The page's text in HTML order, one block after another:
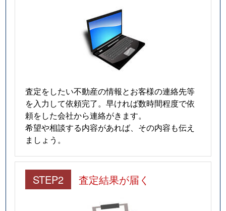
査定をしたい不動産の情報とお客様の連絡先等
を入力して依頼完了。早ければ数時間程度で依
頼をした会社から連絡がきます。
希望や相談する内容があれば、その内容も伝え
ましょう。
STEP2 査定結果が届く